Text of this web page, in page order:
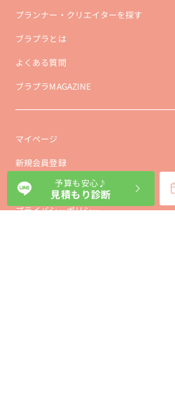
プランナー・クリエイターを探す
ブラプラとは
よくある質問
ブラプラMAGAZINE
マイページ
新規会員登録
会社概要
プライバシーポリシー
予算も安心♪
見積もり診断